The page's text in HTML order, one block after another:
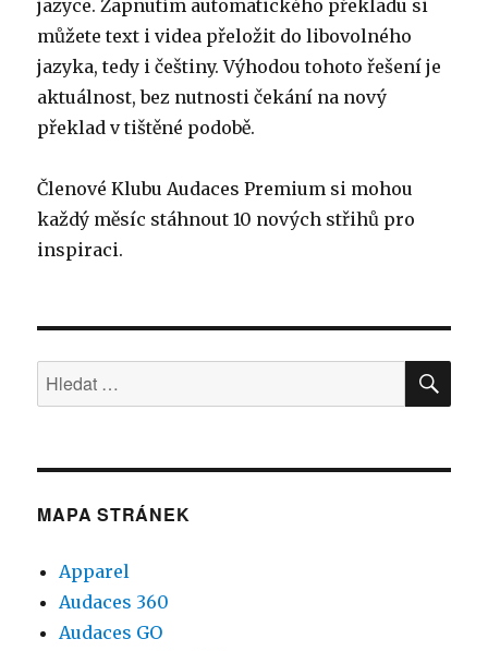
jazyce. Zapnutím automatického překladu si
můžete text i videa přeložit do libovolného
jazyka, tedy i češtiny. Výhodou tohoto řešení je
aktuálnost, bez nutnosti čekání na nový
překlad v tištěné podobě.
Členové Klubu Audaces Premium si mohou
každý měsíc stáhnout 10 nových střihů pro
inspiraci.
Hledat:
MAPA STRÁNEK
Apparel
Audaces 360
Audaces GO